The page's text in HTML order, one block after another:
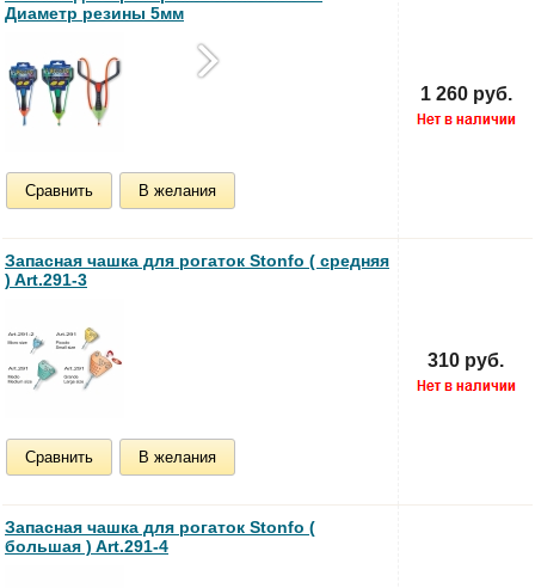
Диаметр резины 5мм
Сравнить В желания
1 260 руб.
Запасная чашка для рогаток Stonfo ( средняя
) Art.291-3
Сравнить В желания
310 руб.
Запасная чашка для рогаток Stonfo (
большая ) Art.291-4